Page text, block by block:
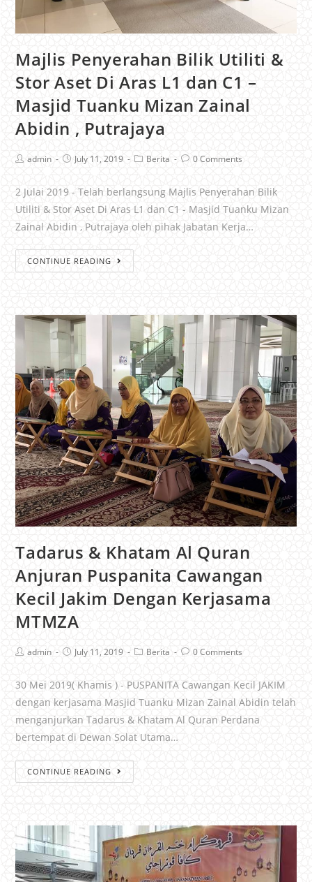
Majlis Penyerahan Bilik Utiliti &
Stor Aset Di Aras L1 dan C1 –
Masjid Tuanku Mizan Zainal
Abidin , Putrajaya
admin July 11, 2019 Berita 0 Comments
2 Julai 2019 - Telah berlangsung Majlis Penyerahan Bilik
Utiliti & Stor Aset Di Aras L1 dan C1 - Masjid Tuanku Mizan
Zainal Abidin , Putrajaya oleh pihak Jabatan Kerja…
CONTINUE READING
Tadarus & Khatam Al Quran
Anjuran Puspanita Cawangan
Kecil Jakim Dengan Kerjasama
MTMZA
admin July 11, 2019 Berita 0 Comments
30 Mei 2019( Khamis ) - PUSPANITA Cawangan Kecil JAKIM
dengan kerjasama Masjid Tuanku Mizan Zainal Abidin telah
menganjurkan Tadarus & Khatam Al Quran Perdana
bertempat di Dewan Solat Utama…
CONTINUE READING